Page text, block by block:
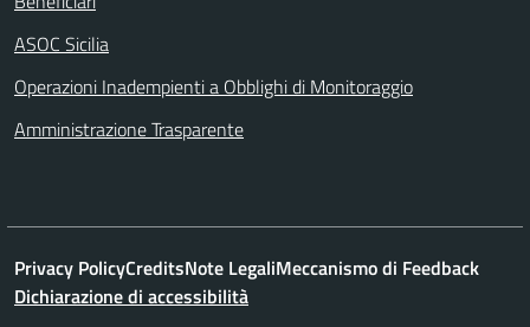
ASOC Sicilia
Operazioni Inadempienti a Obblighi di Monitoraggio
Amministrazione Trasparente
Privacy PolicyCreditsNote LegaliMeccanismo di Feedback
Dichiarazione di accessibilità